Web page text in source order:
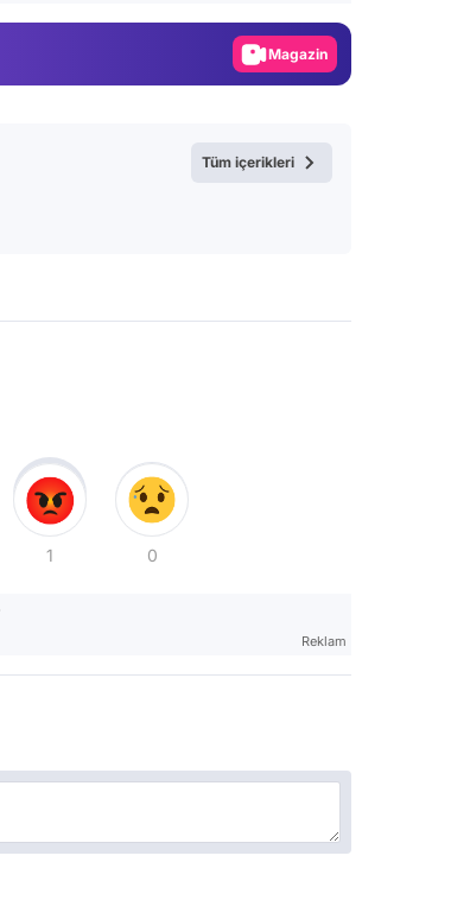
Magazin
Tüm içerikleri
1 0
Reklam